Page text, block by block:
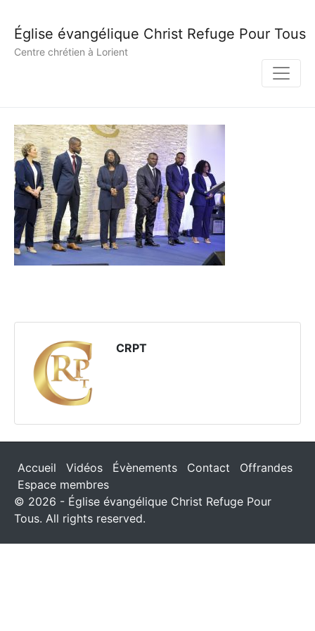
Église évangélique Christ Refuge Pour Tous
Centre chrétien à Lorient
CRPT
Accueil Vidéos Évènements Contact
Offrandes
Espace membres
© 2026 - Église évangélique Christ Refuge Pour
Tous. All rights reserved.